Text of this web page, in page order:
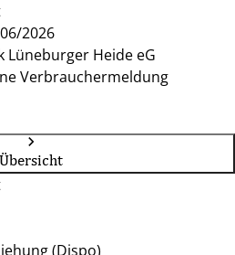
2026
Lüneburger Heide eG
Verbrauchermeldung
Übersicht
(Dispo)